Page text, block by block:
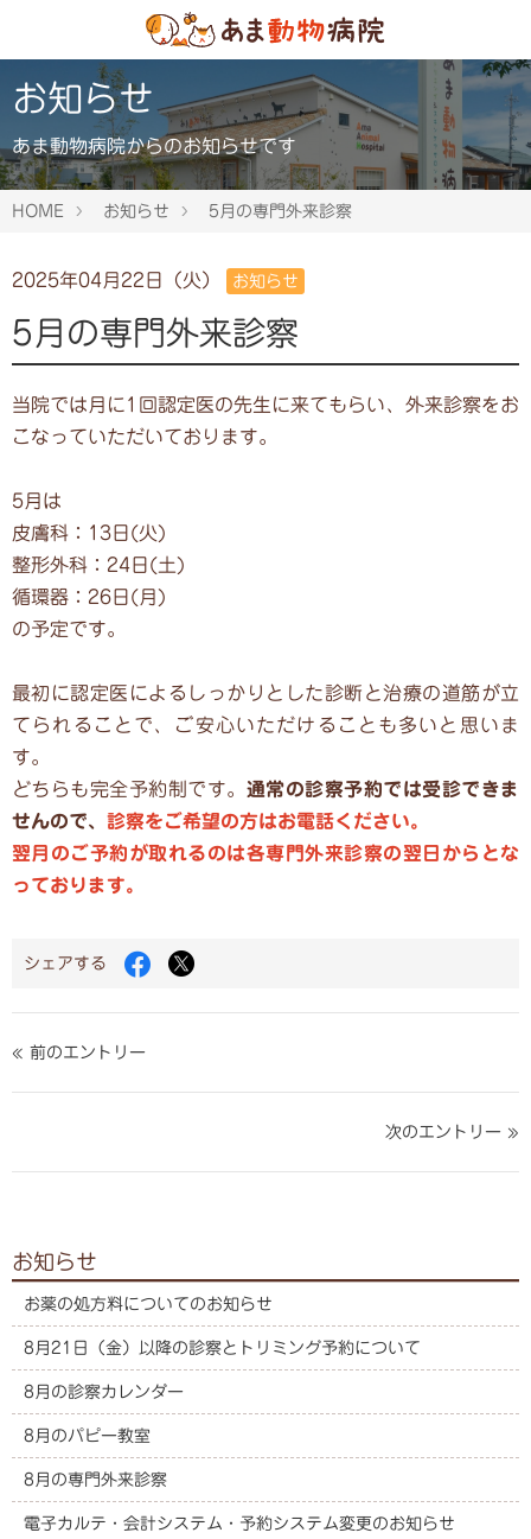
お知らせ
あま動物病院からのお知らせです
HOME お知らせ 5月の専門外来診察
2025年04月22日（火） お知らせ
5月の専門外来診察
当院では月に1回認定医の先生に来てもらい、外来診察をお
こなっていただいております。
5月は
皮膚科：13日(火)
整形外科：24日(土)
循環器：26日(月)
の予定です。
最初に認定医によるしっかりとした診断と治療の道筋が立
てられることで、ご安心いただけることも多いと思いま
す。
どちらも完全予約制です。 通常の診察予約では受診できま
せんので、 診察をご希望の方はお電話ください。
翌月のご予約が取れるのは各専門外来診察の翌日からとな
っております。
シェアする
Facebook
ェ
Twitter
ェ
« 前のエントリー
次のエントリー »
お知らせ
お薬の処方料についてのお知らせ
8月21日（金）以降の診察とトリミング予約について
8月の診察カレンダー
8月のパピー教室
8月の専門外来診察
電子カルテ・会計システム・予約システム変更のお知らせ